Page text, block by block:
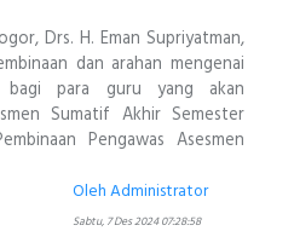
Drs. H. Eman Supriyatman,
dan arahan mengenai
bagi para guru yang akan
Sumatif Akhir Semester
Pengawas Asesmen
Oleh Administrator
Sabtu, 7 Des 2024 07:28:58